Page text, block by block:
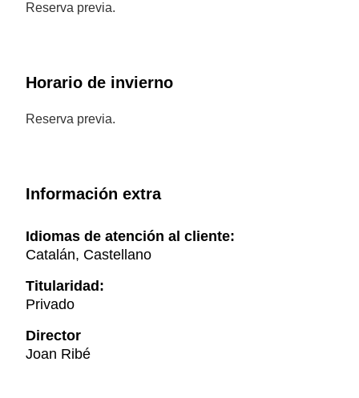
Reserva previa.
Horario de invierno
Reserva previa.
Información extra
Idiomas de atención al cliente:
Catalán, Castellano
Titularidad:
Privado
Director
Joan Ribé